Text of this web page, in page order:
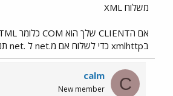
משלוח XML
בxmlhttp כדי לשלוח אם מ.net ל .net תנסה דרך web service.
C
calm
New member